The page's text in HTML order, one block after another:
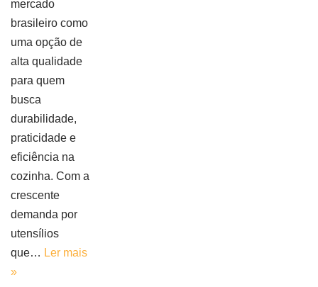
mercado
brasileiro como
uma opção de
alta qualidade
para quem
busca
durabilidade,
praticidade e
eficiência na
cozinha. Com a
crescente
demanda por
utensílios
que… Ler mais
»